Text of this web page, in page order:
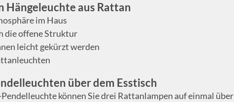
aus Rattan
im Haus
die offene Struktur
leicht gekürzt werden
über dem Esstisch
können Sie drei Rattanlampen auf einmal über